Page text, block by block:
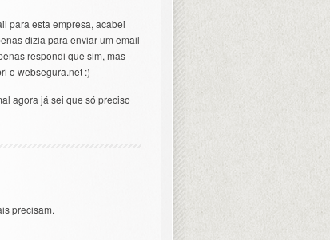
para esta empresa, acabei
dizia para enviar um email
respondi que sim, mas
o websegura.net :)
agora já sei que só preciso
precisam.